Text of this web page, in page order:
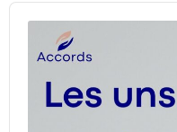
Audio
Player